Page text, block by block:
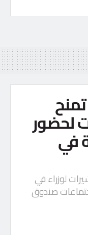
لحضور
في
لوزراء في
صندوق